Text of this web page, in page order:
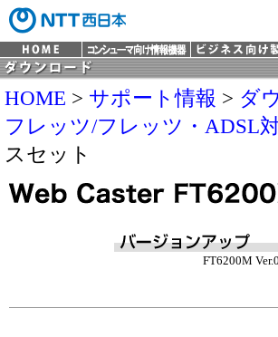
HOME > サポート情報 > ダ
フレッツ/フレッツ・ADSL
スセット
FT6200M